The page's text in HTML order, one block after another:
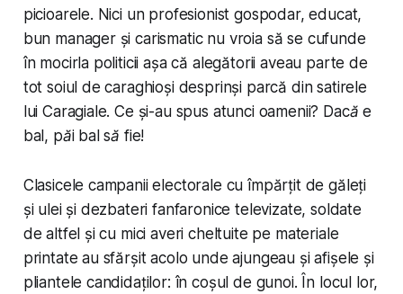
picioarele. Nici un profesionist gospodar, educat,
bun manager și carismatic nu vroia să se cufunde
în mocirla politicii așa că alegătorii aveau parte de
tot soiul de caraghioși desprinși parcă din satirele
lui Caragiale. Ce și-au spus atunci oamenii? Dacă e
bal, păi bal să fie!
Clasicele campanii electorale cu împărțit de găleți
și ulei și dezbateri fanfaronice televizate, soldate
de altfel și cu mici averi cheltuite pe materiale
printate au sfărșit acolo unde ajungeau și afișele și
pliantele candidaților: în coșul de gunoi. În locul lor,